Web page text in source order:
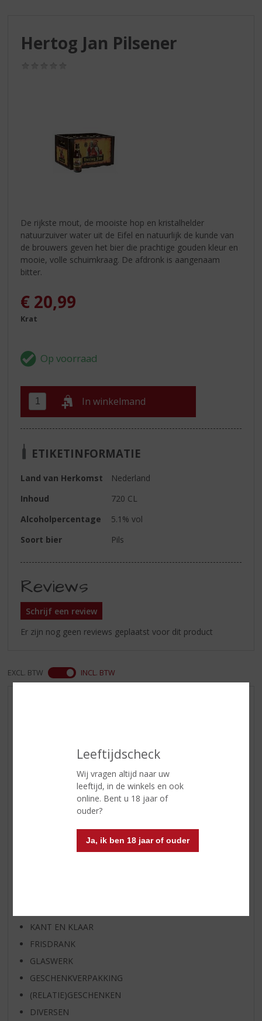
Leeftijdscheck
Wij vragen altijd naar uw
leeftijd, in de winkels en ook
online. Bent u 18 jaar of
ouder?
Ja, ik ben 18 jaar of ouder
Hertog Jan Pilsener
De rijkste mout, de mooiste hop en kristalhelder
natuurzuiver water uit de Eifel en natuurlijk de kunde van
de brouwers geven het bier die prachtige gouden kleur en
mooie, volle schuimkraag. De afdronk is aangenaam
bitter.
€ 20,99
Krat
In winkelmand
ETIKETINFORMATIE
Land van Herkomst
Nederland
Inhoud
720 CL
Alcoholpercentage
5.1% vol
Soort bier
Pils
Reviews
Schrijf een review
Er zijn nog geen reviews geplaatst voor dit product
EXCL. BTW INCL. BTW
RUM VAN DE MAAND
BIER VAN DE MAAND
SPIRIT VAN DE MAAND
EXCLUSIEF TOPSLIJTER
KANT EN KLAAR
FRISDRANK
GLASWERK
GESCHENKVERPAKKING
(RELATIE)GESCHENKEN
DIVERSEN